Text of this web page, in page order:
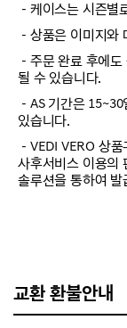
－케이스는 시즌별
－상품은 이미지와
－주문 완료 후에
될 수 있습니다.
－AS 기간은
있습니다.
－VEDI VERO 상
사후서비스 이용의
솔루션을 통하여
교환 환불안내